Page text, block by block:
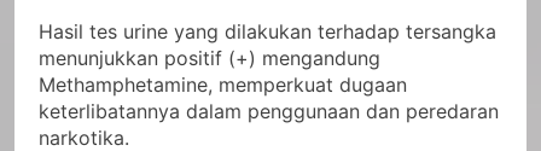
Hasil tes urine yang dilakukan terhadap tersangka
menunjukkan positif (+) mengandung
Methamphetamine, memperkuat dugaan
keterlibatannya dalam penggunaan dan peredaran
narkotika.